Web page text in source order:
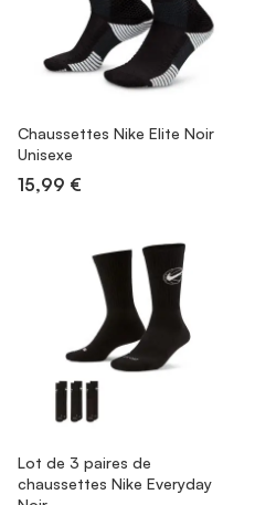
Chaussettes Nike Elite Noir
Unisexe
15,99 €
Lot de 3 paires de
chaussettes Nike Everyday